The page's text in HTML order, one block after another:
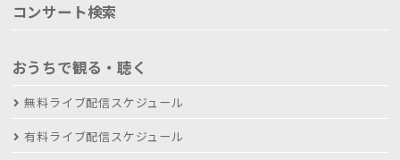
コンサート検索
おうちで観る・聴く
無料ライブ配信スケジュール
有料ライブ配信スケジュール